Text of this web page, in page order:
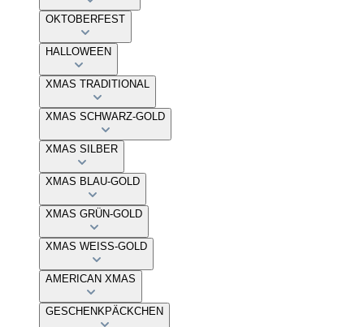
OKTOBERFEST
HALLOWEEN
XMAS TRADITIONAL
XMAS SCHWARZ-GOLD
XMAS SILBER
XMAS BLAU-GOLD
XMAS GRÜN-GOLD
XMAS WEISS-GOLD
AMERICAN XMAS
GESCHENKPÄCKCHEN